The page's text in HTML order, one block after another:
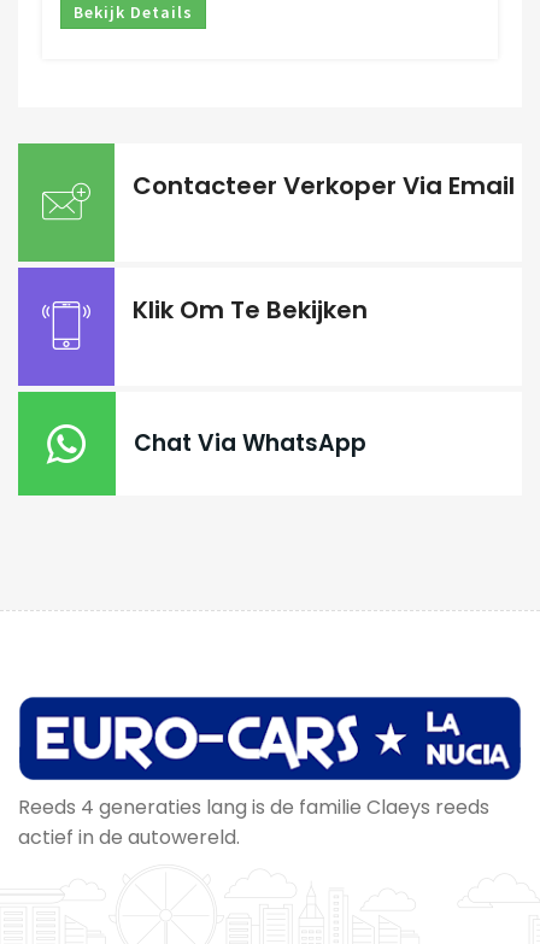
Bekijk Details
Contacteer Verkoper Via Email
Klik Om Te Bekijken
Chat Via WhatsApp
Reeds 4 generaties lang is de familie Claeys reeds
actief in de autowereld.